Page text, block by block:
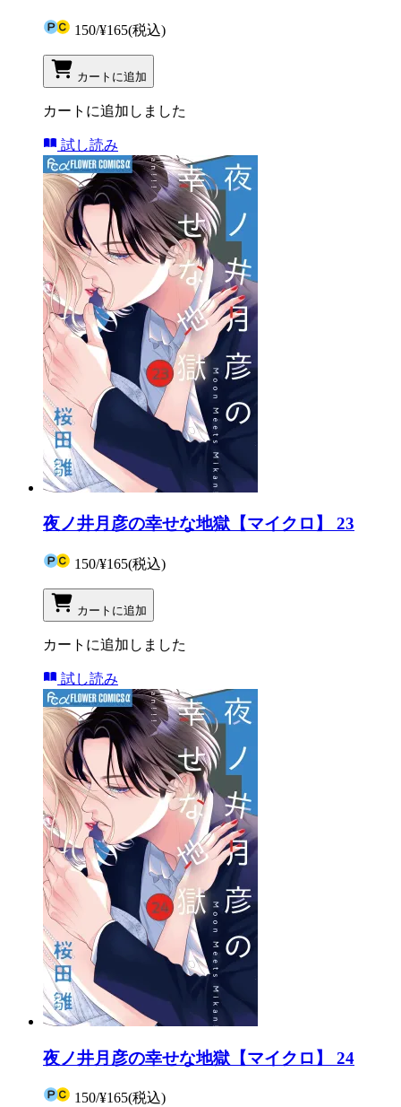
150/¥165(税込)
カートに追加
カートに追加しました
試し読み
夜ノ井月彦の幸せな地獄【マイクロ】 23
150/¥165(税込)
カートに追加
カートに追加しました
試し読み
夜ノ井月彦の幸せな地獄【マイクロ】 24
150/¥165(税込)